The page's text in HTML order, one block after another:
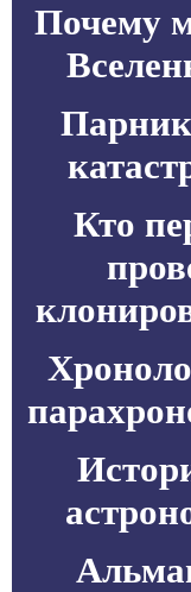
Почему
Кто